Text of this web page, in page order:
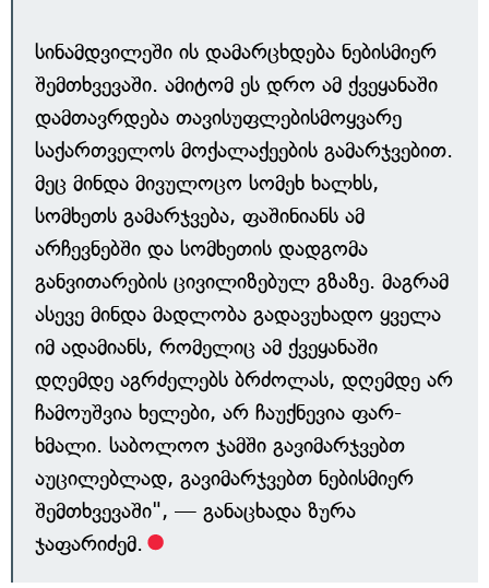
სინამდვილეში ის დამარცხდება ნებისმიერ
შემთხვევაში. ამიტომ ეს დრო ამ ქვეყანაში
დამთავრდება თავისუფლებისმოყვარე
საქართველოს მოქალაქეების გამარჯვებით.
მეც მინდა მივულოცო სომეხ ხალხს,
სომხეთს გამარჯვება, ფაშინიანს ამ
არჩევნებში და სომხეთის დადგომა
განვითარების ცივილიზებულ გზაზე. მაგრამ
ასევე მინდა მადლობა გადავუხადო ყველა
იმ ადამიანს, რომელიც ამ ქვეყანაში
დღემდე აგრძელებს ბრძოლას, დღემდე არ
ჩამოუშვია ხელები, არ ჩაუქნევია ფარ-
ხმალი. საბოლოო ჯამში გავიმარჯვებთ
აუცილებლად, გავიმარჯვებთ ნებისმიერ
შემთხვევაში", — განაცხადა ზურა
ჯაფარიძემ.